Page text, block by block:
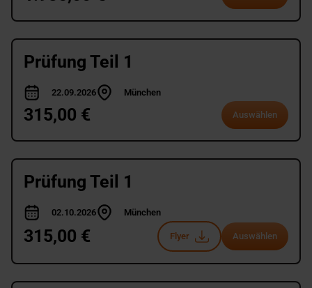
Prüfung Teil 1
22.09.2026 München
315,00 € Auswählen
Prüfung Teil 1
02.10.2026 München
315,00 € Flyer Auswählen